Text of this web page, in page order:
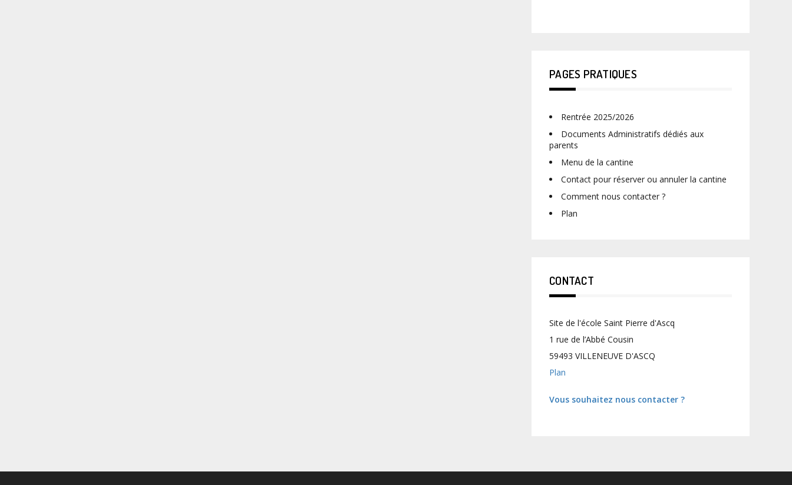
PAGES PRATIQUES
Rentrée 2025/2026
Documents Administratifs dédiés aux
parents
Menu de la cantine
Contact pour réserver ou annuler la cantine
Comment nous contacter ?
Plan
CONTACT
Site de l'école Saint Pierre d'Ascq
1 rue de l’Abbé Cousin
59493 VILLENEUVE D'ASCQ
Plan
Vous souhaitez nous contacter ?